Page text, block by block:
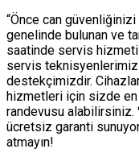
“Önce can
genelinde bulunan ve
saatinde servis
servis
destekçimizdir.
hizmetleri için sizde en
randevusu alabilirsiniz.
ücretsiz garanti
atmayın!